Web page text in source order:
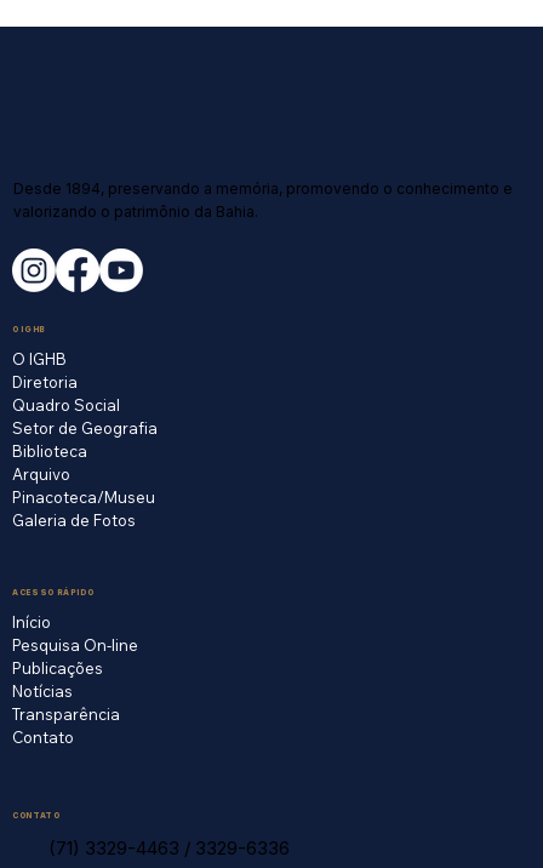
Desde 1894, preservando a memória, promovendo o conhecimento e
valorizando o patrimônio da Bahia.
O IGHB
O IGHB
Diretoria
Quadro Social
Setor de Geografia
Biblioteca
Arquivo
Pinacoteca/Museu
Galeria de Fotos
ACESSO RÁPIDO
Início
Pesquisa On-line
Publicações
Notícias
Transparência
Contato
CONTATO
(71) 3329-4463 / 3329-6336